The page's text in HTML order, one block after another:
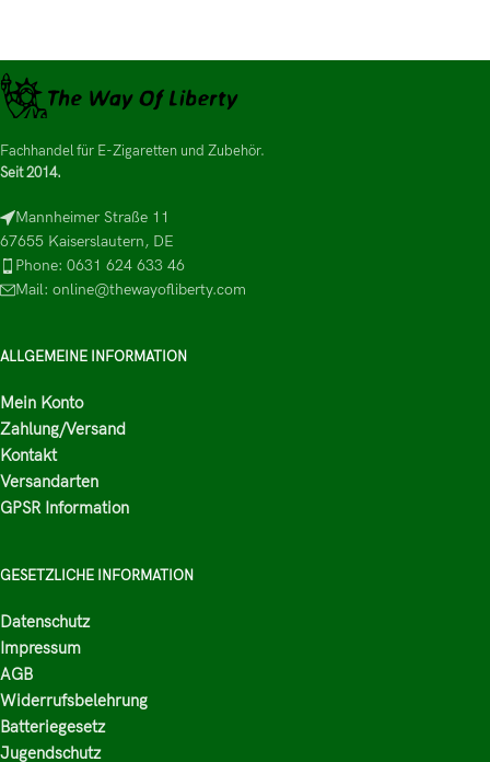
Fachhandel für E-Zigaretten und Zubehör.
Seit 2014.
Mannheimer Straße 11
67655 Kaiserslautern, DE
Phone: 0631 624 633 46
Mail: online@thewayofliberty.com
ALLGEMEINE INFORMATION
Mein Konto
Zahlung/Versand
Kontakt
Versandarten
GPSR Information
GESETZLICHE INFORMATION
Datenschutz
Impressum
AGB
Widerrufsbelehrung
Batteriegesetz
Jugendschutz